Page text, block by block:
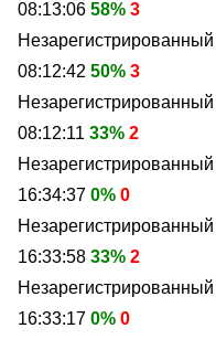
08:13:06 58% 3
08:12:42 50% 3
08:12:11 33% 2
16:34:37 0% 0
16:33:58 33% 2
16:33:17 0% 0